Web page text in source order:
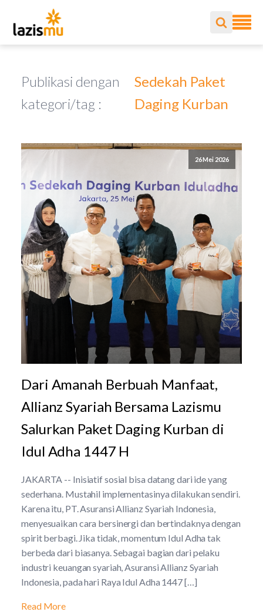
Publikasi dengan
kategori/tag :
Sedekah Paket
Daging Kurban
26 Mei 2026
Dari Amanah Berbuah Manfaat,
Allianz Syariah Bersama Lazismu
Salurkan Paket Daging Kurban di
Idul Adha 1447 H
JAKARTA -- Inisiatif sosial bisa datang dari ide yang
sederhana. Mustahil implementasinya dilakukan sendiri.
Karena itu, PT. Asuransi Allianz Syariah Indonesia,
menyesuaikan cara bersinergi dan bertindaknya dengan
spirit berbagi. Jika tidak, momentum Idul Adha tak
berbeda dari biasanya. Sebagai bagian dari pelaku
industri keuangan syariah, Asuransi Allianz Syariah
Indonesia, pada hari Raya Idul Adha 1447 […]
Read More